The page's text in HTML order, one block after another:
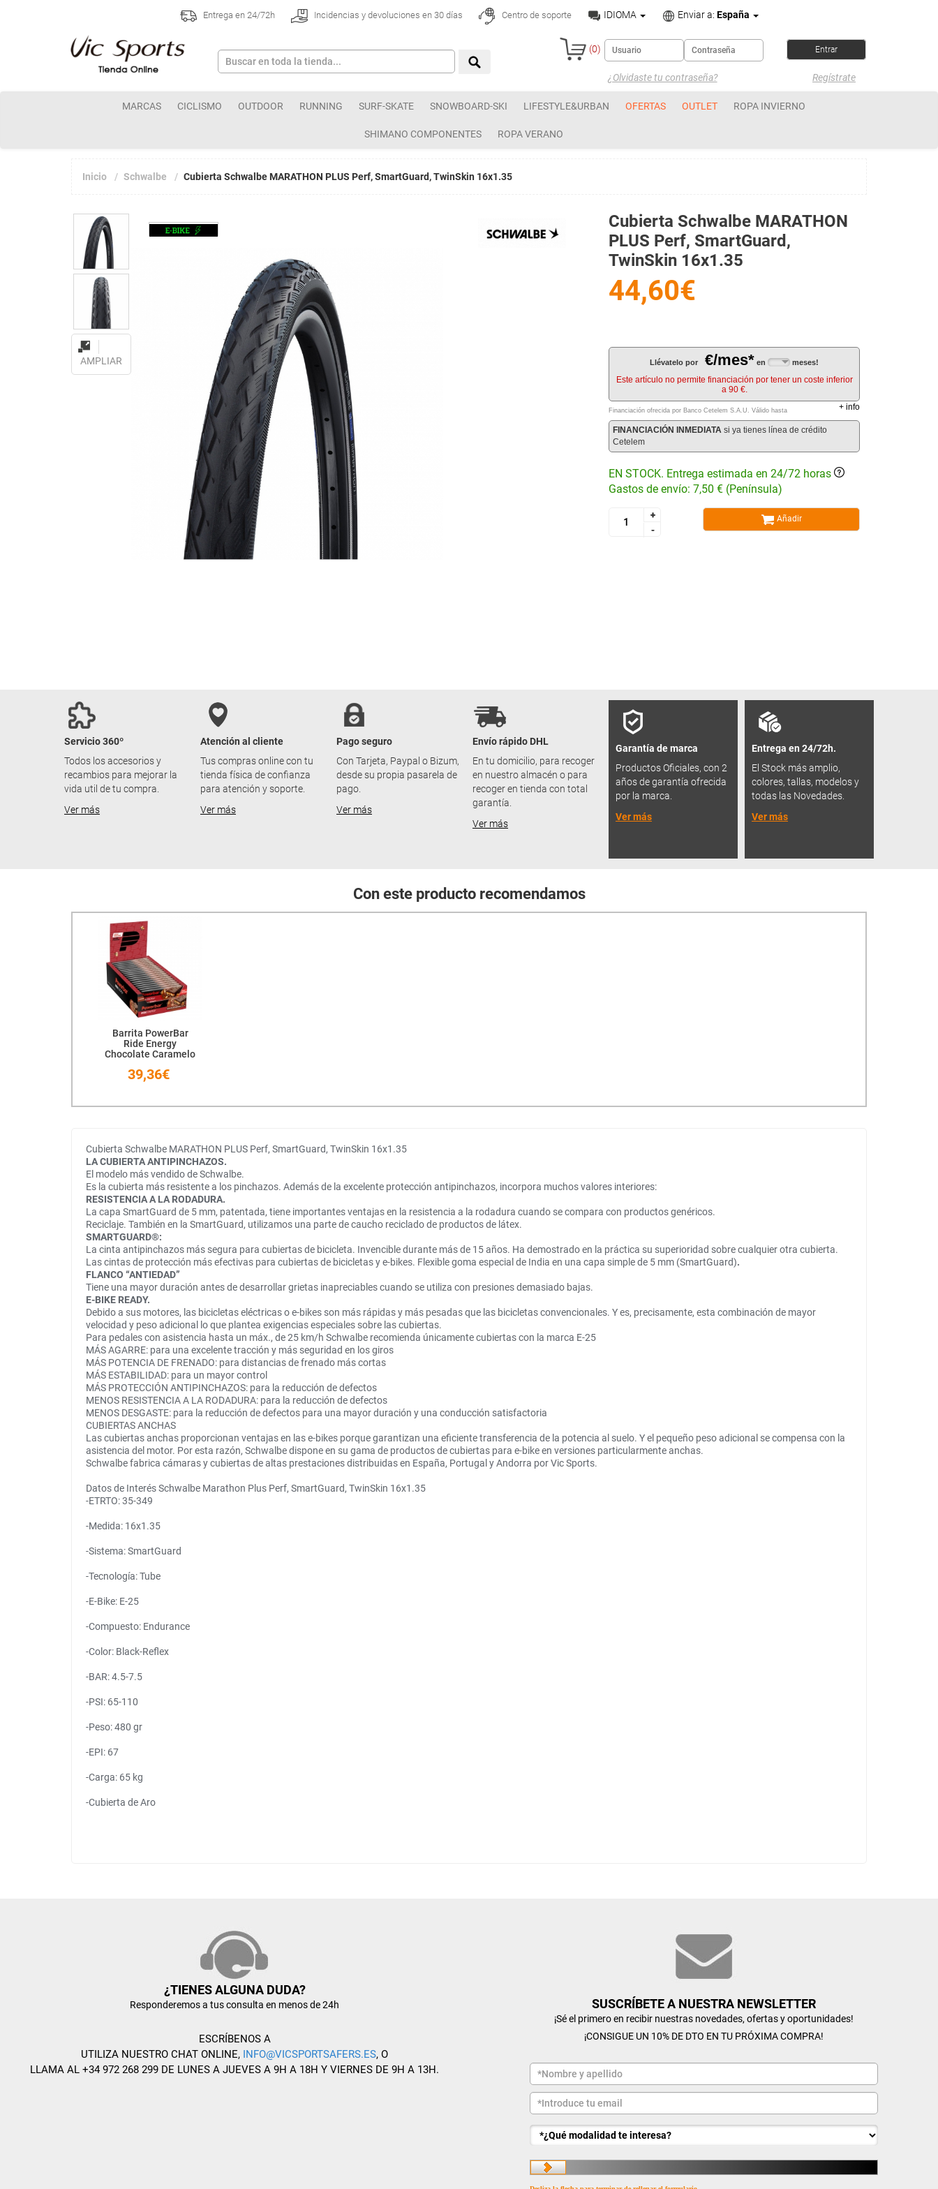
Entrega en 24/72h Incidencias y devoluciones en 30 días Centro de soporte IDIOMA Enviar a: España
(0)
¿Olvidaste tu contraseña? Regístrate
MARCAS CICLISMO OUTDOOR RUNNING SURF-SKATE SNOWBOARD-SKI LIFESTYLE&URBAN OFERTAS OUTLET ROPA INVIERNO
SHIMANO COMPONENTES ROPA VERANO
Inicio Schwalbe Cubierta Schwalbe MARATHON PLUS Perf, SmartGuard, TwinSkin 16x1.35
AMPLIAR
Cubierta Schwalbe MARATHON
PLUS Perf, SmartGuard,
TwinSkin 16x1.35
44,60€
Llévatelo por €/mes* en meses!
Este artículo no permite financiación por tener un coste inferior
a 90 €.
Financiación ofrecida por Banco Cetelem S.A.U. Válido hasta + info
FINANCIACIÓN INMEDIATA si ya tienes línea de crédito
Cetelem
EN STOCK. Entrega estimada en 24/72 horas
Gastos de envío: 7,50 € (Península)
+
-
+
-
Añadir
Servicio 360º
Todos los accesorios y
recambios para mejorar la
vida util de tu compra.
Ver más
Atención al cliente
Tus compras online con tu
tienda física de confianza
para atención y soporte.
Ver más
Pago seguro
Con Tarjeta, Paypal o Bizum,
desde su propia pasarela de
pago.
Ver más
Envío rápido DHL
En tu domicilio, para recoger
en nuestro almacén o para
recoger en tienda con total
garantía.
Ver más
Garantía de marca
Productos Oficiales, con 2
años de garantía ofrecida
por la marca.
Ver más
Entrega en 24/72h.
El Stock más amplio,
colores, tallas, modelos y
todas las Novedades.
Ver más
Con este producto recomendamos
Barrita PowerBar
Ride Energy
Chocolate Caramelo
39,36€
Cubierta Schwalbe MARATHON PLUS Perf, SmartGuard, TwinSkin 16x1.35
LA CUBIERTA ANTIPINCHAZOS.
El modelo más vendido de Schwalbe.
Es la cubierta más resistente a los pinchazos. Además de la excelente protección antipinchazos, incorpora muchos valores interiores:
RESISTENCIA A LA RODADURA.
La capa SmartGuard de 5 mm, patentada, tiene importantes ventajas en la resistencia a la rodadura cuando se compara con productos genéricos.
Reciclaje. También en la SmartGuard, utilizamos una parte de caucho reciclado de productos de látex.
SMARTGUARD®:
La cinta antipinchazos más segura para cubiertas de bicicleta. Invencible durante más de 15 años. Ha demostrado en la práctica su superioridad sobre cualquier otra cubierta.
Las cintas de protección más efectivas para cubiertas de bicicletas y e-bikes. Flexible goma especial de India en una capa simple de 5 mm (SmartGuard).
FLANCO “ANTIEDAD”
Tiene una mayor duración antes de desarrollar grietas inapreciables cuando se utiliza con presiones demasiado bajas.
E-BIKE READY.
Debido a sus motores, las bicicletas eléctricas o e-bikes son más rápidas y más pesadas que las bicicletas convencionales. Y es, precisamente, esta combinación de mayor
velocidad y peso adicional lo que plantea exigencias especiales sobre las cubiertas.
Para pedales con asistencia hasta un máx., de 25 km/h Schwalbe recomienda únicamente cubiertas con la marca E-25
MÁS AGARRE: para una excelente tracción y más seguridad en los giros
MÁS POTENCIA DE FRENADO: para distancias de frenado más cortas
MÁS ESTABILIDAD: para un mayor control
MÁS PROTECCIÓN ANTIPINCHAZOS: para la reducción de defectos
MENOS RESISTENCIA A LA RODADURA: para la reducción de defectos
MENOS DESGASTE: para la reducción de defectos para una mayor duración y una conducción satisfactoria
CUBIERTAS ANCHAS
Las cubiertas anchas proporcionan ventajas en las e-bikes porque garantizan una eficiente transferencia de la potencia al suelo. Y el pequeño peso adicional se compensa con la
asistencia del motor. Por esta razón, Schwalbe dispone en su gama de productos de cubiertas para e-bike en versiones particularmente anchas.
Schwalbe fabrica cámaras y cubiertas de altas prestaciones distribuidas en España, Portugal y Andorra por Vic Sports.
Datos de Interés Schwalbe Marathon Plus Perf, SmartGuard, TwinSkin 16x1.35
-ETRTO: 35-349
-Medida: 16x1.35
-Sistema: SmartGuard
-Tecnología: Tube
-E-Bike: E-25
-Compuesto: Endurance
-Color: Black-Reflex
-BAR: 4.5-7.5
-PSI: 65-110
-Peso: 480 gr
-EPI: 67
-Carga: 65 kg
-Cubierta de Aro
¿TIENES ALGUNA DUDA?
Responderemos a tus consulta en menos de 24h
ESCRÍBENOS A
UTILIZA NUESTRO CHAT ONLINE, INFO@VICSPORTSAFERS.ES, O
LLAMA AL +34 972 268 299 DE LUNES A JUEVES A 9H A 18H Y VIERNES DE 9H A 13H.
SUSCRÍBETE A NUESTRA NEWSLETTER
¡Sé el primero en recibir nuestras novedades, ofertas y oportunidades!
¡CONSIGUE UN 10% DE DTO EN TU PRÓXIMA COMPRA!